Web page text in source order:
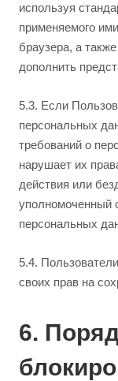
используя
применяемого
браузера, а
дополнить
5.3. Если
персональных
требований о
нарушает их
действия или
уполномоченный
персональных
5.4.
своих прав на
6.